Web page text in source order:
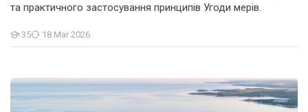
та практичного застосування принципів Угоди мерів.
35
Students
18 Mar 2026
Community-led energy for massive renewable production